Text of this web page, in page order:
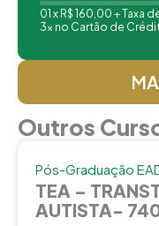
01 x R$ 160,00 + Taxa
3x no Cartão de
Outros
Pós-Graduação
TEA –
AUTISTA-